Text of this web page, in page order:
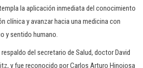
la aplicación inmediata del conocimiento
clínica y avanzar hacia una medicina con
y sentido humano.
del secretario de Salud, doctor David
y fue reconocido por Carlos Arturo Hinojosa